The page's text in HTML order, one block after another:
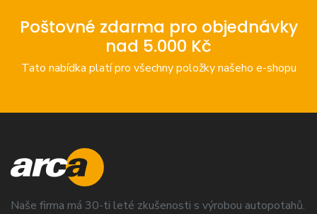
Poštovné zdarma pro objednávky
nad 5.000 Kč
Tato nabídka platí pro všechny položky našeho e-shopu
Naše firma má 30-ti leté zkušenosti s výrobou autopotahů.